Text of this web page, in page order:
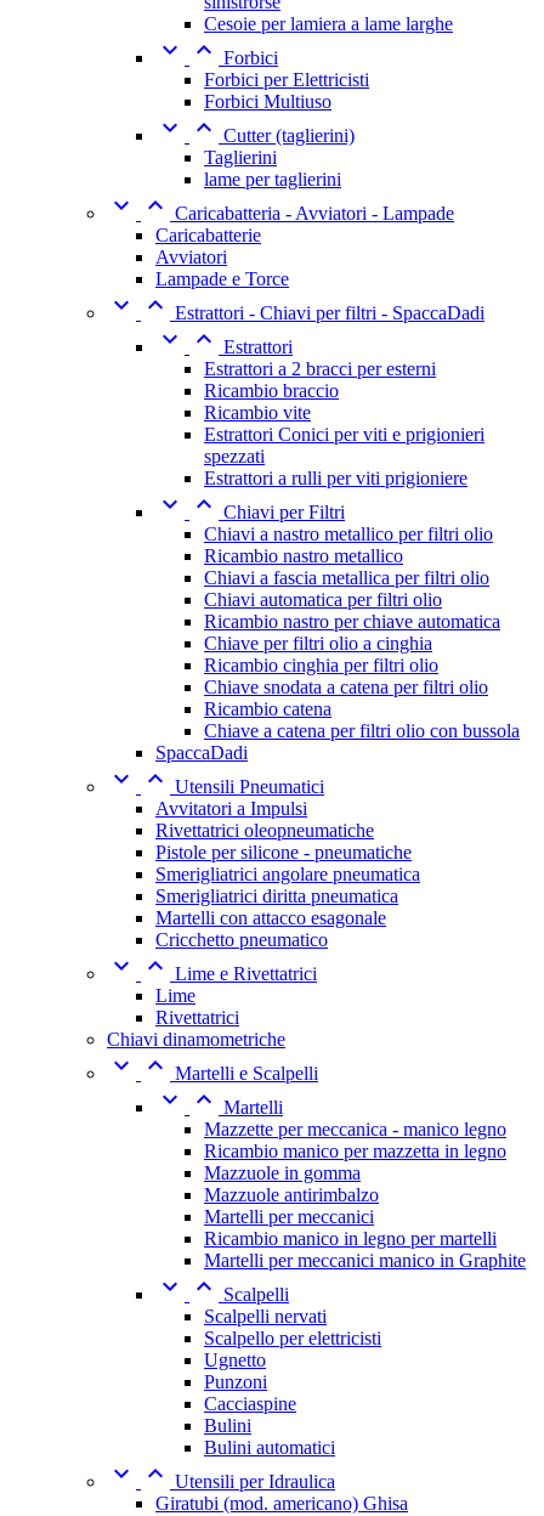
Cesoie per lamiera a lame larghe
  Forbici
Forbici per Elettricisti
Forbici Multiuso
  Cutter (taglierini)
Taglierini
lame per taglierini
  Caricabatteria - Avviatori - Lampade
Caricabatterie
Avviatori
Lampade e Torce
  Estrattori - Chiavi per filtri - SpaccaDadi
  Estrattori
Estrattori a 2 bracci per esterni
Ricambio braccio
Ricambio vite
Estrattori Conici per viti e prigionieri
spezzati
Estrattori a rulli per viti prigioniere
  Chiavi per Filtri
Chiavi a nastro metallico per filtri olio
Ricambio nastro metallico
Chiavi a fascia metallica per filtri olio
Chiavi automatica per filtri olio
Ricambio nastro per chiave automatica
Chiave per filtri olio a cinghia
Ricambio cinghia per filtri olio
Chiave snodata a catena per filtri olio
Ricambio catena
Chiave a catena per filtri olio con bussola
SpaccaDadi
  Utensili Pneumatici
Avvitatori a Impulsi
Rivettatrici oleopneumatiche
Pistole per silicone - pneumatiche
Smerigliatrici angolare pneumatica
Smerigliatrici diritta pneumatica
Martelli con attacco esagonale
Cricchetto pneumatico
  Lime e Rivettatrici
Lime
Rivettatrici
Chiavi dinamometriche
  Martelli e Scalpelli
  Martelli
Mazzette per meccanica - manico legno
Ricambio manico per mazzetta in legno
Mazzuole in gomma
Mazzuole antirimbalzo
Martelli per meccanici
Ricambio manico in legno per martelli
Martelli per meccanici manico in Graphite
 
Scalpelli
Scalpelli nervati
Scalpello per elettricisti
Ugnetto
Punzoni
Cacciaspine
Bulini
Bulini automatici
  Utensili per Idraulica
Giratubi (mod. americano) Ghisa